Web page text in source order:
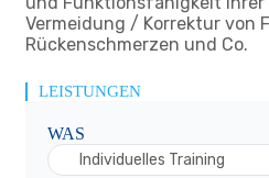
Vermeidung / Korrektur von
Rückenschmerzen und Co.
LEISTUNGEN
WAS
Individuelles Training